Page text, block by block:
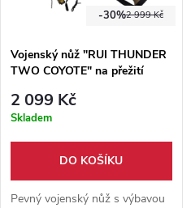
2 999 Kč
-30%
Vojenský nůž "RUI THUNDER
TWO COYOTE" na přežití
2 099 Kč
Skladem
DO KOŠÍKU
Pevný vojenský nůž s výbavou